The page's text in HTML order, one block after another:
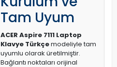
Tam Uyum
ACER Aspire 7111 Laptop
Klavye Türkçemodeliyle tam
uyumlu olarak üretilmiştir.
Bağlantı noktaları orijinal